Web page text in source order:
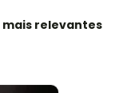
mais relevantes